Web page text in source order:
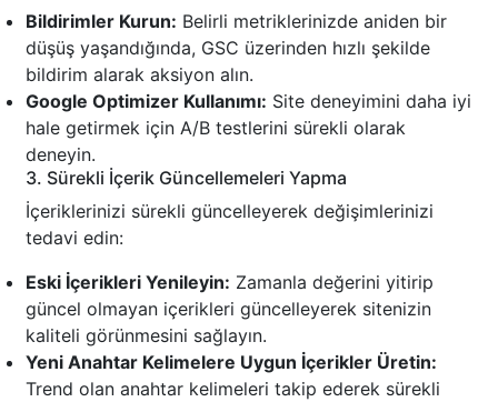
Bildirimler Kurun: Belirli metriklerinizde aniden bir
düşüş yaşandığında, GSC üzerinden hızlı şekilde
bildirim alarak aksiyon alın.
Google Optimizer Kullanımı: Site deneyimini daha iyi
hale getirmek için A/B testlerini sürekli olarak
deneyin.
3. Sürekli İçerik Güncellemeleri Yapma
İçeriklerinizi sürekli güncelleyerek değişimlerinizi
tedavi edin:
Eski İçerikleri Yenileyin: Zamanla değerini yitirip
güncel olmayan içerikleri güncelleyerek sitenizin
kaliteli görünmesini sağlayın.
Yeni Anahtar Kelimelere Uygun İçerikler Üretin:
Trend olan anahtar kelimeleri takip ederek sürekli